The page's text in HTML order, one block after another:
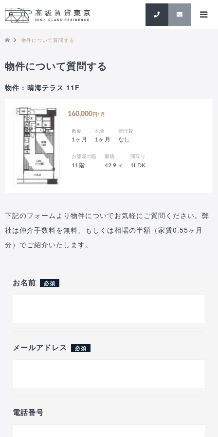
検索
物件について質問する
物件について質問する
物件 : 晴海テラス 11F
160,000 円/月
敷金
1ヶ月
礼金
1ヶ月
管理費
なし
お部屋の階
11階
面積
42.9㎡
間取り
1LDK
下記のフォームより物件についてお気軽にご質問ください。弊
社は仲介手数料を無料、もしくは相場の半額（家賃0.55ヶ月
分）でご紹介いたします。
お名前 必須
メールアドレス 必須
電話番号